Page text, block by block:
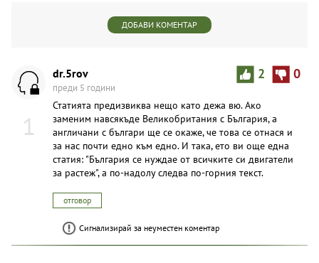
ДОБАВИ КОМЕНТАР
1
2 0
dr.5rov
преди 5 години
Статията предизвиква нещо като дежа вю. Ако
заменим навсякъде Великобритания с България, а
англичани с българи ще се окаже, че това се отнася и
за нас почти едно към едно. И така, ето ви още една
статия: "България се нуждае от всичките си двигатели
за растеж", а по-надолу следва по-горния текст.
отговор
Сигнализирай за неуместен коментар